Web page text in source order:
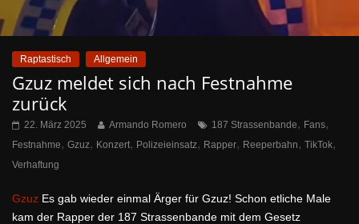
Raptastisch Allgemein
Gzuz meldet sich nach Festnahme
zurück
22. März 2025 Armando Romero 187 Strassenbande, Fans,
Festnahme, Gzuz, Konzert, Polizeieinsatz, Rapper, Reeperbahn, TikTok,
Verhaftung
Gzuz Es gab wieder einmal Ärger für Gzuz! Schon etliche Male
kam der Rapper der 187 Strassenbande mit dem Gesetz